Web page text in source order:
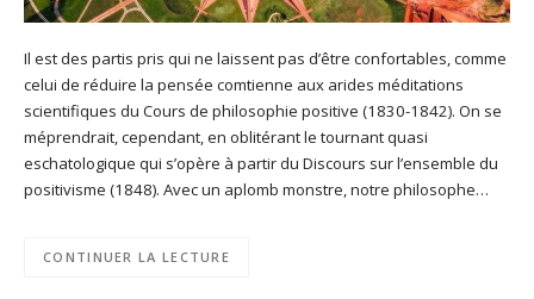
Il est des partis pris qui ne laissent pas d’être confortables, comme
celui de réduire la pensée comtienne aux arides méditations
scientifiques du Cours de philosophie positive (1830-1842). On se
méprendrait, cependant, en oblitérant le tournant quasi
eschatologique qui s’opère à partir du Discours sur l’ensemble du
positivisme (1848). Avec un aplomb monstre, notre philosophe…
CONTINUER LA LECTURE